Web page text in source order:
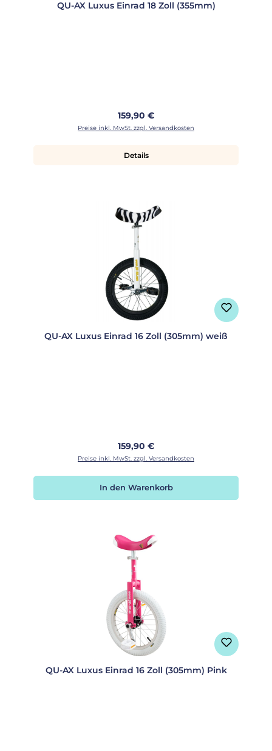
QU-AX Luxus Einrad 18 Zoll (355mm)
Regulärer Preis:
159,90 €
Preise inkl. MwSt. zzgl. Versandkosten
Details
QU-AX Luxus Einrad 16 Zoll (305mm) weiß
Regulärer Preis:
159,90 €
Preise inkl. MwSt. zzgl. Versandkosten
In den Warenkorb
QU-AX Luxus Einrad 16 Zoll (305mm) Pink